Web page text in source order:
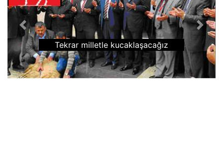
Tekrar milletle kucaklaşacağız
Previous Next